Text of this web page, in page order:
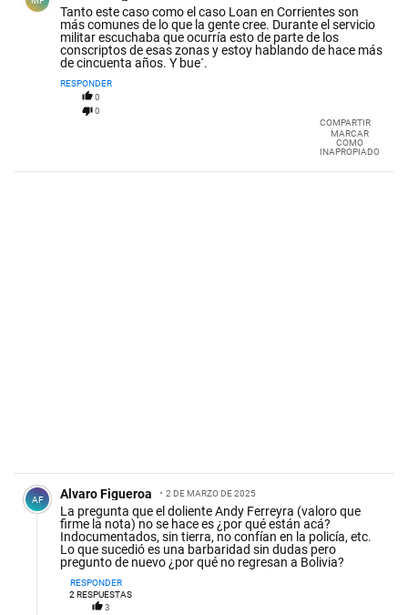
Tanto este caso como el caso Loan en Corrientes son
más comunes de lo que la gente cree. Durante el servicio
militar escuchaba que ocurría esto de parte de los
conscriptos de esas zonas y estoy hablando de hace más
de cincuenta años. Y bue´.
RESPONDER
0
0
COMPARTIR
MARCAR
COMO
INAPROPIADO
Comentario de Alvaro Figueroa.
AF Alvaro Figueroa 2 DE MARZO DE 2025
La pregunta que el doliente Andy Ferreyra (valoro que
firme la nota) no se hace es ¿por qué están acá?
Indocumentados, sin tierra, no confían en la policía, etc.
Lo que sucedió es una barbaridad sin dudas pero
pregunto de nuevo ¿por qué no regresan a Bolivia?
RESPONDER
2 RESPUESTAS
3